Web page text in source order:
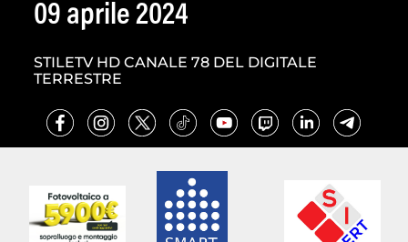
09 aprile 2024
STILETV HD CANALE 78 DEL DIGITALE
TERRESTRE